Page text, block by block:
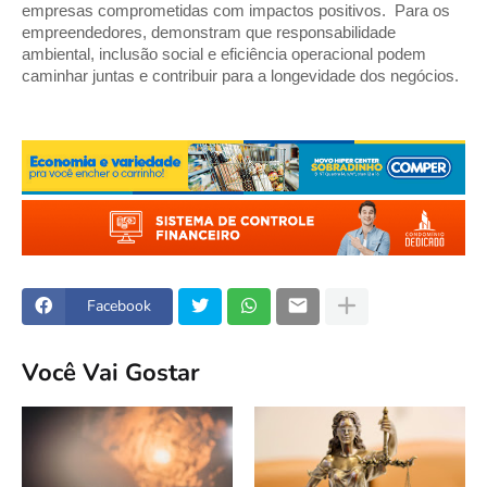
empresas comprometidas com impactos positivos.  Para os
empreendedores, demonstram que responsabilidade
ambiental, inclusão social e eficiência operacional podem
caminhar juntas e contribuir para a longevidade dos negócios.
Facebook
Você Vai Gostar